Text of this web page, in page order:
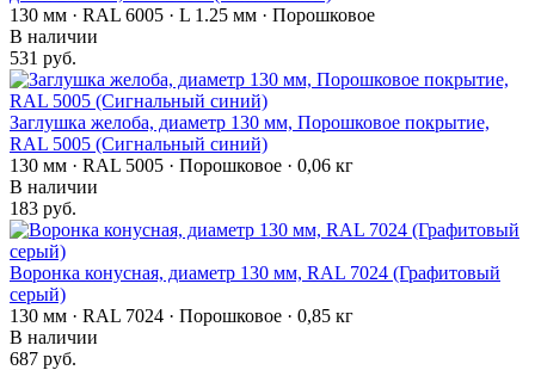
130 мм · RAL 6005 · L 1.25 мм · Порошковое
В наличии
531 руб.
Заглушка желоба, диаметр 130 мм, Порошковое покрытие,
RAL 5005 (Сигнальный синий)
130 мм · RAL 5005 · Порошковое · 0,06 кг
В наличии
183 руб.
Воронка конусная, диаметр 130 мм, RAL 7024 (Графитовый
серый)
130 мм · RAL 7024 · Порошковое · 0,85 кг
В наличии
687 руб.